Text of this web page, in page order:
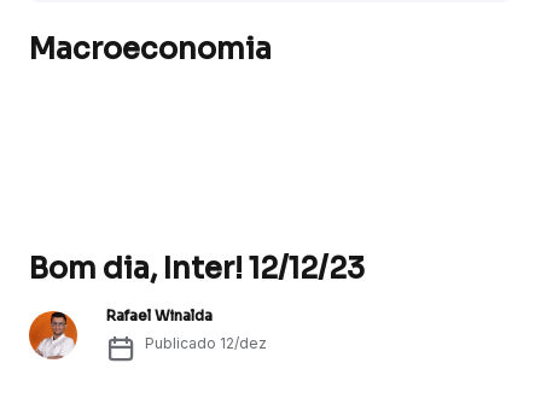
Macroeconomia
Bom dia, Inter! 12/12/23
Rafael Winalda
Publicado 12/dez